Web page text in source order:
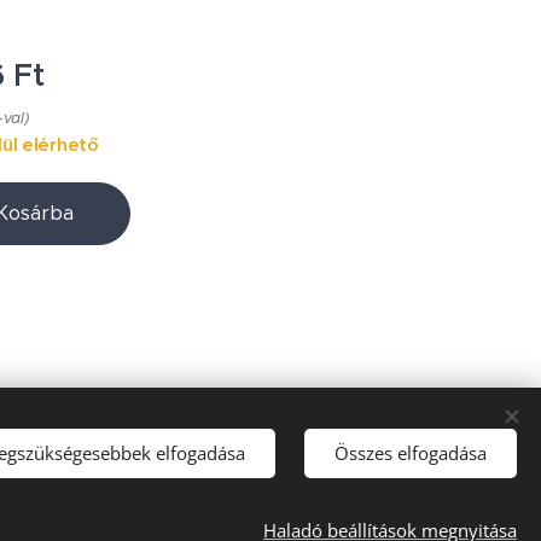
Ft
elérhető
elfogadása Összes elfogadása
Haladó beállítások megnyitása